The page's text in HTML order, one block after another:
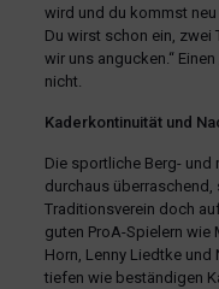
wird und du kommst
Du wirst schon ein, zwei
wir uns angucken.“
nicht.
Kaderkontinuität und
Die sportliche Berg- und
durchaus
Traditionsverein doch
guten ProA-Spielern wie
Horn, Lenny Liedtke und
tiefen wie beständigen